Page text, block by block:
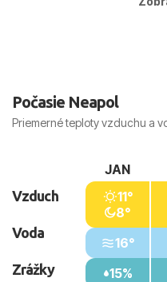
Počasie Neapol
Priemerné teploty vzduchu a
Vzduch
Voda
Zrážky
JAN
11°
8°
16°
15%